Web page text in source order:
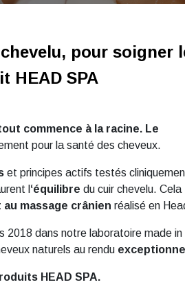
pour soigner
HEAD SPA
commence à la racine. Le
pour la santé des cheveux.
et principes actifs testés
l ‘équilibre du cuir chevelu. Cela
massage crânien réalisé en
2018 dans notre laboratoire made in
naturels au rendu
HEAD SPA.